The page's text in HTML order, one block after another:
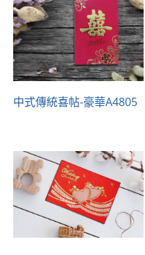
中式傳統喜帖-豪華A4805